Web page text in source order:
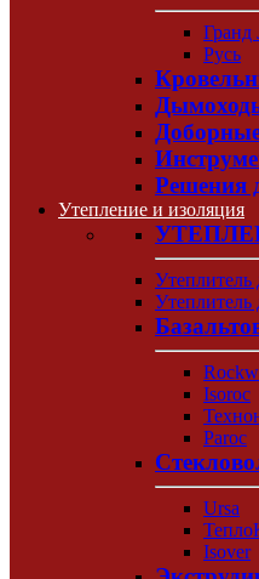
Гранд
Русь
Решения
Утепление и изоляция
Утеплитель
Утеплитель
Isoroc
Paroc
Ursa
Isover